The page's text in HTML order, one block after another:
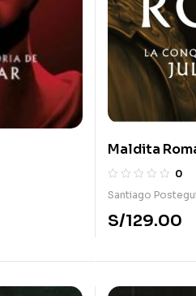
Maldita
T. Dura
0
Santiago
S/129.00